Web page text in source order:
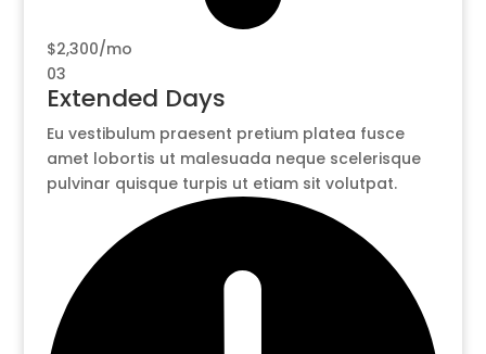
$2,300/mo
03
Extended Days
Eu vestibulum praesent pretium platea fusce
amet lobortis ut malesuada neque scelerisque
pulvinar quisque turpis ut etiam sit volutpat.​